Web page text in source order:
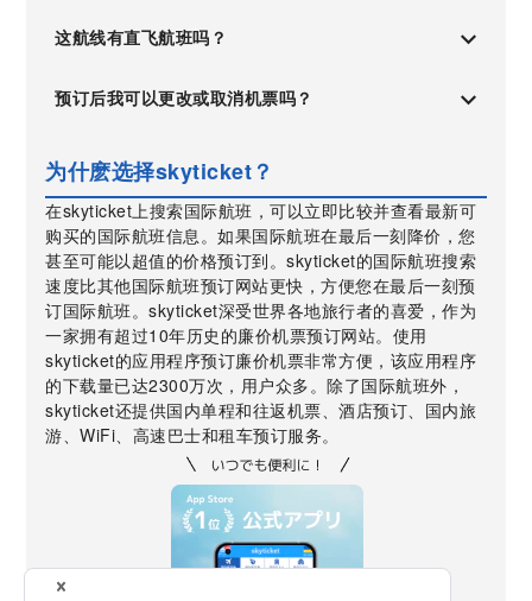
这航线有直飞航班吗？
预订后我可以更改或取消机票吗？
为什麽选择skyticket？
在skyticket上搜索国际航班，可以立即比较并查看最新可
购买的国际航班信息。如果国际航班在最后一刻降价，您
甚至可能以超值的价格预订到。skyticket的国际航班搜索
速度比其他国际航班预订网站更快，方便您在最后一刻预
订国际航班。skyticket深受世界各地旅行者的喜爱，作为
一家拥有超过10年历史的廉价机票预订网站。使用
skyticket的应用程序预订廉价机票非常方便，该应用程序
的下载量已达2300万次，用户众多。除了国际航班外，
skyticket还提供国内单程和往返机票、酒店预订、国内旅
游、WiFi、高速巴士和租车预订服务。